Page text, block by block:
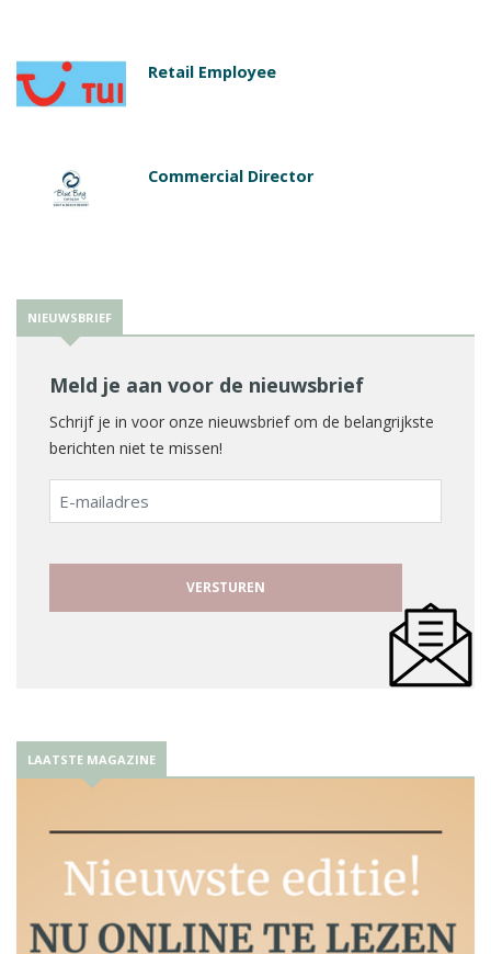
Retail Employee
Commercial Director
NIEUWSBRIEF
Meld je aan voor de nieuwsbrief
Schrijf je in voor onze nieuwsbrief om de belangrijkste
berichten niet te missen!
E-
mailadres
LAATSTE MAGAZINE